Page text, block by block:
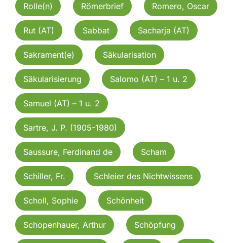
Rolle(n) Römerbrief Romero, Oscar
Rut (AT) Sabbat Sacharja (AT)
Sakrament(e) Säkularisation
Säkularisierung Salomo (AT) – 1 u. 2
Samuel (AT) – 1 u. 2
Sartre, J. P. (1905-1980)
Saussure, Ferdinand de Scham
Schiller, Fr. Schleier des Nichtwissens
Scholl, Sophie Schönheit
Schopenhauer, Arthur Schöpfung